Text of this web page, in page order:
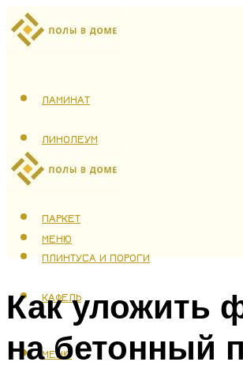
ЛАМИНАТ
ЛИНОЛЕУМ
ТЕПЛЫЙ ПОЛ
ПАРКЕТ
ПЛИНТУСА И ПОРОГИ
КАФЕЛЬ
МЕНЮ
МЕНЮ
Как уложить
на бетонный